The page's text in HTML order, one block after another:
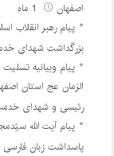
اصفهان
پیام رهبر انقلاب
بزرگداشت شهدای
پیام وبیانیه
الزمان عج استان
رئیسی و شهدای
پاسداشت زبان